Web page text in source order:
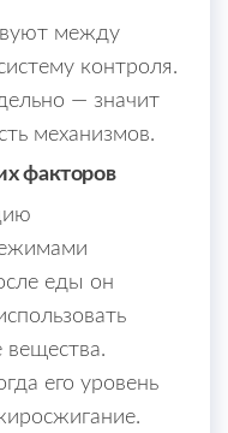
между
контроля.
— значит
механизмов.
факторов
еды он
вещества.
его уровень